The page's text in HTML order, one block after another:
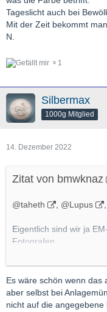
Tageslicht auch bei
Mit der Zeit bekommt
N.
1
Silbermax
1000g Mitglied
14. Dezember 2022
Zitat von bmwknaz
@taheth , @Lupus ,
Eigentlich sind wir ja
Fotografen
mit Canon Macro Profi-
Und N@utilus hat
Es wäre schön wenn das
aber selbst bei
nicht auf die